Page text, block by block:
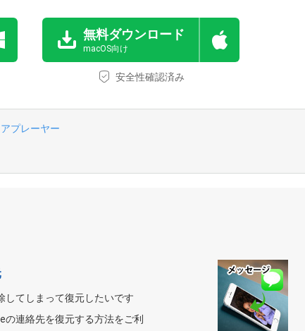
無料ダウンロード
macOS向け
安全性確認済み
アプレーヤー
してしまって復元したいです
連絡先を復元する方法をご利